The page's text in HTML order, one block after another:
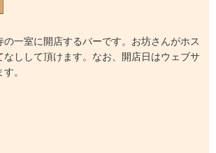
一室に開店するバーです。お坊さんがホス
なしして頂けます。なお、開店日はウェブサ
。